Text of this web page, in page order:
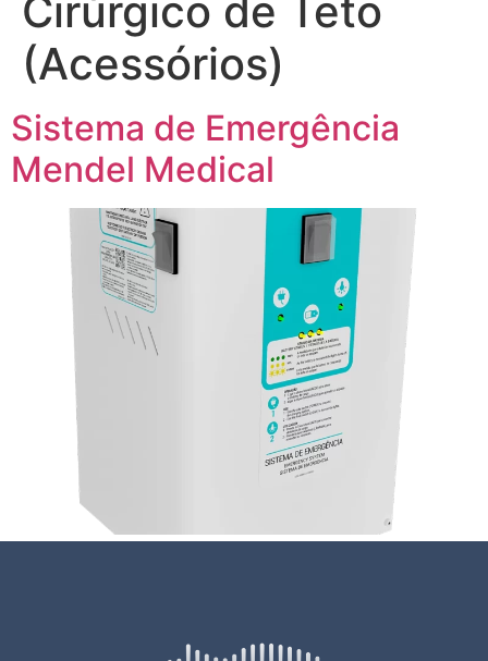
Cirúrgico de Teto
(Acessórios)
Sistema de Emergência
Mendel Medical